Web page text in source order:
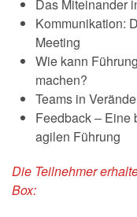
Das Miteinander
Kommunikation:
Meeting
Wie kann
machen?
Teams in
Feedback – Eine
agilen Führung
Die Teilnehmer
Box: